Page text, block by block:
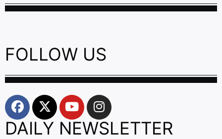
FOLLOW US
DAILY NEWSLETTER